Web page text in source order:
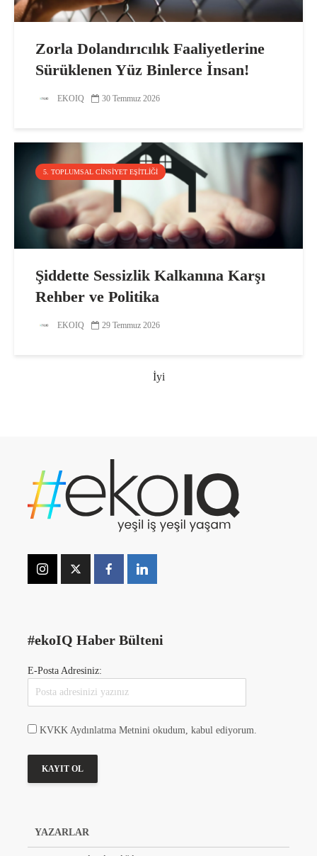
Zorla Dolandırıcılık Faaliyetlerine
Sürüklenen Yüz Binlerce İnsan!
EKOIQ 30 Temmuz 2026
5. TOPLUMSAL CINSIYET EŞITLIĞI
Şiddette Sessizlik Kalkanına Karşı
Rehber ve Politika
EKOIQ 29 Temmuz 2026
İyi
#ekoIQ Haber Bülteni
E-Posta Adresiniz:
KVKK Aydınlatma Metnini okudum, kabul ediyorum.
YAZARLAR